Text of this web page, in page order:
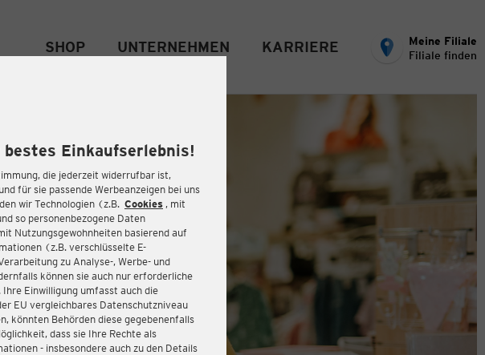
Einkaufserlebnis!
die jederzeit widerrufbar ist,
für sie passende Werbeanzeigen bei uns
wir Technologien (z.B. Cookies , mit
so personenbezogene Daten
Nutzungsgewohnheiten basierend auf
(z.B. verschlüsselte E-
zu Analyse-, Werbe- und
können sie auch nur erforderliche
Einwilligung umfasst auch die
EU vergleichbares Datenschutzniveau
könnten Behörden diese gegebenenfalls
dass sie Ihre Rechte als
- insbesondere auch zu den Details
SHOP UNTERNEHMEN KARRIERE
Meine Filiale
Filiale finden